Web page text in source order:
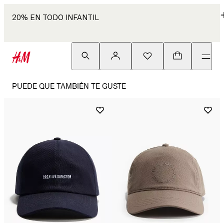
20% EN TODO INFANTIL
PUEDE QUE TAMBIÉN TE GUSTE